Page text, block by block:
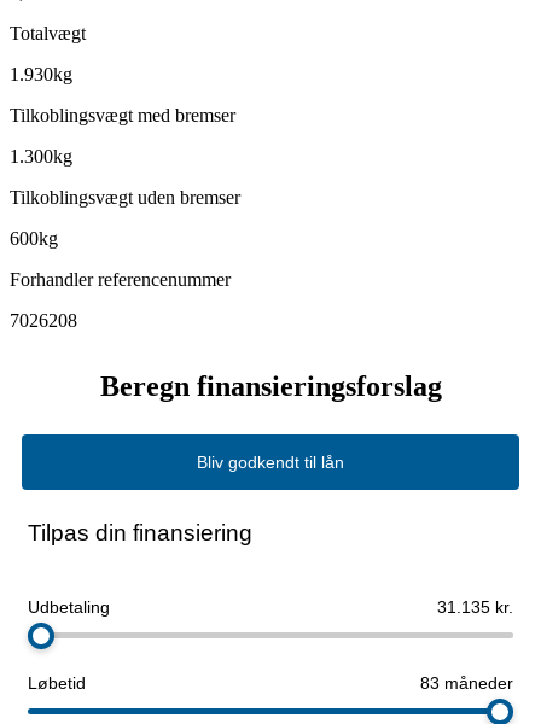
Totalvægt
1.930kg
Tilkoblingsvægt med bremser
1.300kg
Tilkoblingsvægt uden bremser
600kg
Forhandler referencenummer
7026208
Beregn finansieringsforslag